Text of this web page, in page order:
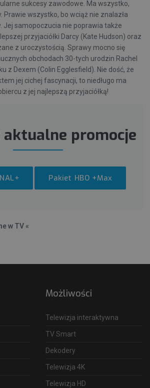
sukcesy zawodowe. Ma wszystko,
Prawie wszystko, bo wciąż nie znalazła
Jej samopoczucia nie poprawia także
przyjaciółki Darcy (Kate Hudson) oraz
z uroczystością. Sprawy mocno się
obchodach 30-tych urodzin Rachel
z Dexem (Colin Egglesfield). Nie dość, że
jej cichej fascynacji, to niedługo ma
z jej najlepszą przyjaciółką!
aktualne promocje
Pakiet HBO +Max
w TV «
Możliwości
Telewizja interaktywna
TV Smart
Dekodery
Telewizja 4K
Telewizja HD